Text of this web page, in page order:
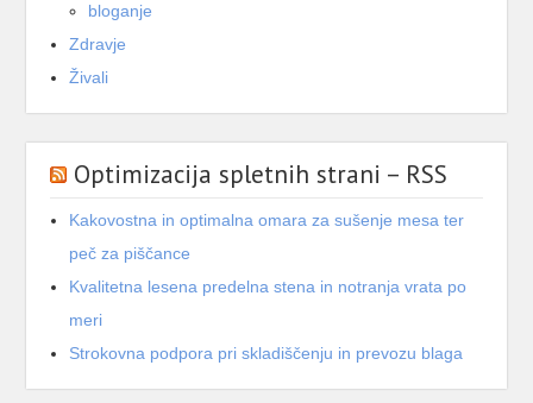
bloganje
Zdravje
Živali
Optimizacija spletnih strani – RSS
Kakovostna in optimalna omara za sušenje mesa ter
peč za piščance
Kvalitetna lesena predelna stena in notranja vrata po
meri
Strokovna podpora pri skladiščenju in prevozu blaga